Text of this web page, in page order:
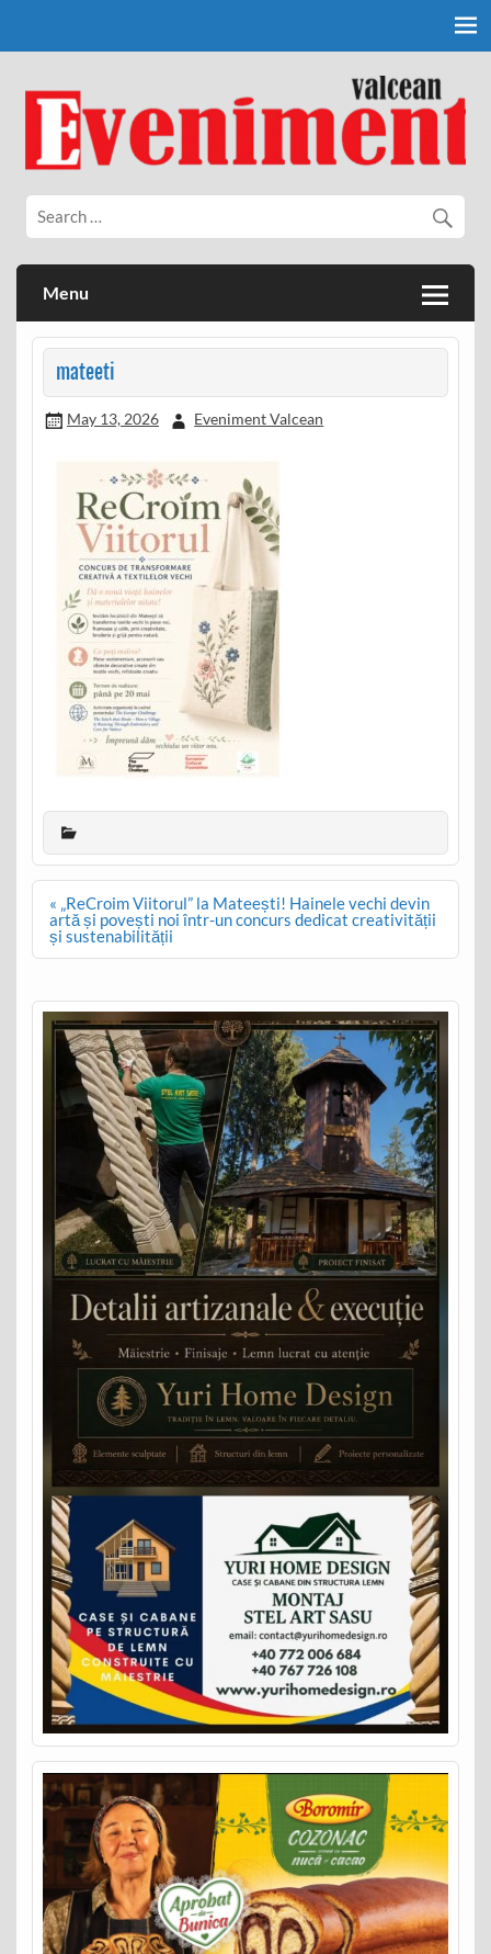
Eveniment Valcean
Menu
mateeti
May 13, 2026 Eveniment Valcean
Post
navigation
« „ReCroim Viitorul” la Mateești! Hainele vechi devin
artă și povești noi într-un concurs dedicat creativității
și sustenabilității